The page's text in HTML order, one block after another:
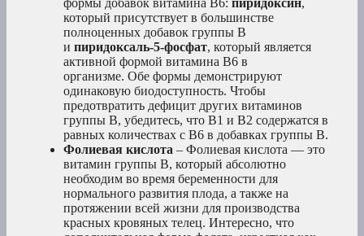
формы добавок витамина В6: пиридоксин,
который присутствует в большинстве
полноценных добавок группы В
и пиридоксаль-5-фосфат, который является
активной формой витамина В6 в
организме. Обе формы демонстрируют
одинаковую биодоступность. Чтобы
предотвратить дефицит других витаминов
группы В, убедитесь, что B1 и B2 содержатся в
равных количествах с B6 в добавках группы B.
Фолиевая кислота – Фолиевая кислота — это
витамин группы В, который абсолютно
необходим во время беременности для
нормального развития плода, а также на
протяжении всей жизни для производства
красных кровяных телец. Интересно, что